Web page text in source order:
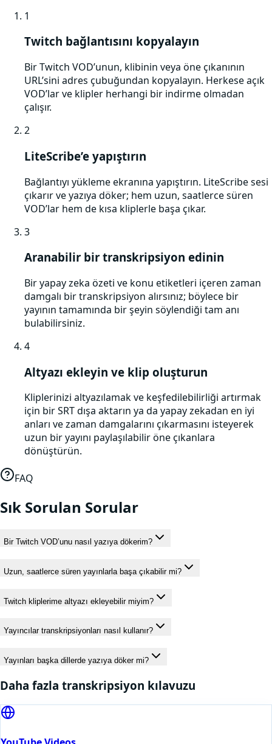
1
Twitch bağlantısını kopyalayın
Bir Twitch VOD’unun, klibinin veya öne çıkanının
URL’sini adres çubuğundan kopyalayın. Herkese açık
VOD’lar ve klipler herhangi bir indirme olmadan
çalışır.
2
LiteScribe’e yapıştırın
Bağlantıyı yükleme ekranına yapıştırın. LiteScribe sesi
çıkarır ve yazıya döker; hem uzun, saatlerce süren
VOD’lar hem de kısa kliplerle başa çıkar.
3
Aranabilir bir transkripsiyon edinin
Bir yapay zeka özeti ve konu etiketleri içeren zaman
damgalı bir transkripsiyon alırsınız; böylece bir
yayının tamamında bir şeyin söylendiği tam anı
bulabilirsiniz.
4
Altyazı ekleyin ve klip oluşturun
Kliplerinizi altyazılamak ve keşfedilebilirliği artırmak
için bir SRT dışa aktarın ya da yapay zekadan en iyi
anları ve zaman damgalarını çıkarmasını isteyerek
uzun bir yayını paylaşılabilir öne çıkanlara
dönüştürün.
FAQ
Sık Sorulan Sorular
Bir Twitch VOD’unu nasıl yazıya dökerim?
Uzun, saatlerce süren yayınlarla başa çıkabilir mi?
Twitch kliplerime altyazı ekleyebilir miyim?
Yayıncılar transkripsiyonları nasıl kullanır?
Yayınları başka dillerde yazıya döker mi?
Daha fazla transkripsiyon kılavuzu